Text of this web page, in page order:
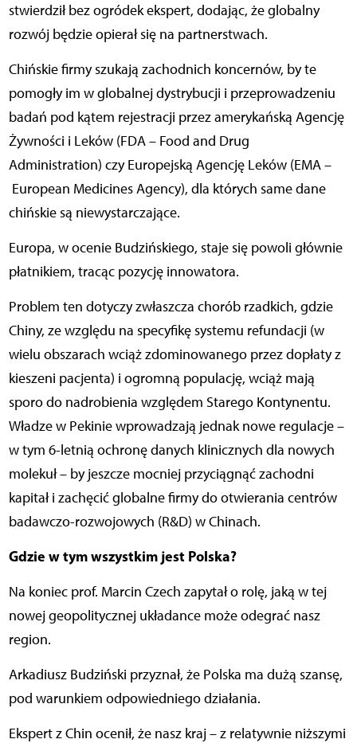
stwierdził bez ogródek ekspert, dodając, że globalny
rozwój będzie opierał się na partnerstwach.
Chińskie firmy szukają zachodnich koncernów, by te
pomogły im w globalnej dystrybucji i przeprowadzeniu
badań pod kątem rejestracji przez amerykańską Agencję
Żywności i Leków (FDA – Food and Drug
Administration) czy Europejską Agencję Leków (EMA –
European Medicines Agency), dla których same dane
chińskie są niewystarczające.
Europa, w ocenie Budzińskiego, staje się powoli głównie
płatnikiem, tracąc pozycję innowatora.
Problem ten dotyczy zwłaszcza chorób rzadkich, gdzie
Chiny, ze względu na specyfikę systemu refundacji (w
wielu obszarach wciąż zdominowanego przez dopłaty z
kieszeni pacjenta) i ogromną populację, wciąż mają
sporo do nadrobienia względem Starego Kontynentu.
Władze w Pekinie wprowadzają jednak nowe regulacje –
w tym 6-letnią ochronę danych klinicznych dla nowych
molekuł – by jeszcze mocniej przyciągnąć zachodni
kapitał i zachęcić globalne firmy do otwierania centrów
badawczo-rozwojowych (R&D) w Chinach.
Gdzie w tym wszystkim jest Polska?
Na koniec prof. Marcin Czech zapytał o rolę, jaką w tej
nowej geopolitycznej układance może odegrać nasz
region.
Arkadiusz Budziński przyznał, że Polska ma dużą szansę,
pod warunkiem odpowiedniego działania.
Ekspert z Chin ocenił, że nasz kraj – z relatywnie niższymi